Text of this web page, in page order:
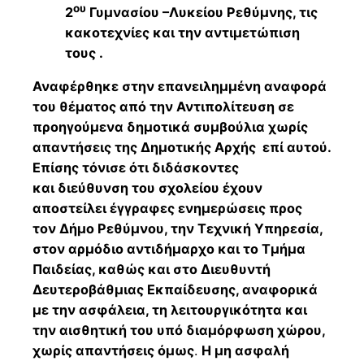
2ου Γυμνασίου –Λυκείου Ρεθύμνης, τις
κακοτεχνίες και την αντιμετώπιση
τους .
Αναφέρθηκε στην επανειλημμένη αναφορά
του θέματος από την Αντιπολίτευση σε
προηγούμενα δημοτικά συμβούλια χωρίς
απαντήσεις της Δημοτικής Αρχής επί αυτού.
Επίσης τόνισε ότι διδάσκοντες
και διεύθυνση του σχολείου έχουν
αποστείλει έγγραφες ενημερώσεις προς
τον Δήμο Ρεθύμνου, την Τεχνική Υπηρεσία,
στον αρμόδιο αντιδήμαρχο και το Τμήμα
Παιδείας, καθώς και στο Διευθυντή
Δευτεροβάθμιας Εκπαίδευσης, αναφορικά
με την ασφάλεια, τη λειτουργικότητα και
την αισθητική του υπό διαμόρφωση χώρου,
χωρίς απαντήσεις όμως. Η μη ασφαλή